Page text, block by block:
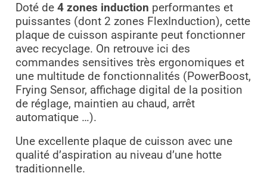
Doté de 4 zones induction performantes et
puissantes (dont 2 zones FlexInduction), cette
plaque de cuisson aspirante peut fonctionner
avec recyclage. On retrouve ici des
commandes sensitives très ergonomiques et
une multitude de fonctionnalités (PowerBoost,
Frying Sensor, affichage digital de la position
de réglage, maintien au chaud, arrêt
automatique …).
Une excellente plaque de cuisson avec une
qualité d’aspiration au niveau d’une hotte
traditionnelle.